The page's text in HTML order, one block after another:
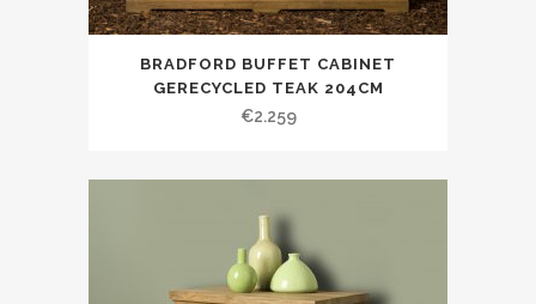
BRADFORD BUFFET CABINET
GERECYCLED TEAK 204CM
€2.259